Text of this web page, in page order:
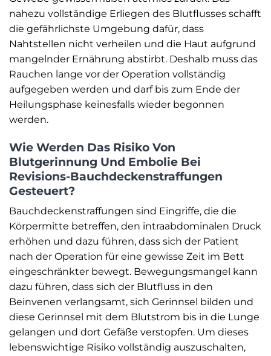
nahezu vollständige Erliegen des Blutflusses schafft
die gefährlichste Umgebung dafür, dass
Nahtstellen nicht verheilen und die Haut aufgrund
mangelnder Ernährung abstirbt. Deshalb muss das
Rauchen lange vor der Operation vollständig
aufgegeben werden und darf bis zum Ende der
Heilungsphase keinesfalls wieder begonnen
werden.
Wie Werden Das Risiko Von
Blutgerinnung Und Embolie Bei
Revisions-Bauchdeckenstraffungen
Gesteuert?
Bauchdeckenstraffungen sind Eingriffe, die die
Körpermitte betreffen, den intraabdominalen Druck
erhöhen und dazu führen, dass sich der Patient
nach der Operation für eine gewisse Zeit im Bett
eingeschränkter bewegt. Bewegungsmangel kann
dazu führen, dass sich der Blutfluss in den
Beinvenen verlangsamt, sich Gerinnsel bilden und
diese Gerinnsel mit dem Blutstrom bis in die Lunge
gelangen und dort Gefäße verstopfen. Um dieses
lebenswichtige Risiko vollständig auszuschalten,